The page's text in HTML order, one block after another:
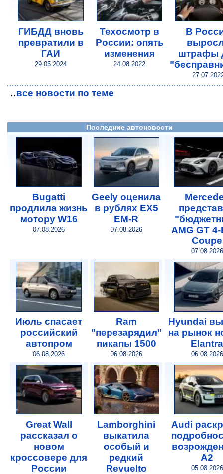
ГИБДД вновь
превратили в
ГАИ
29.05.2024
Техосмотр в
России: опять
изменения
24.08.2022
В
штрафы
..все новости по теме
Последние автоновости
Bugatti
продлила жизнь
мотору W16
07.08.2026
Geely оценила
в рублях EX5
EM-R
07.08.2026
AMG GT
Coupe
07.08.2026
Июль спасает
российский
автопром
06.08.2026
Ram
"перезарядил"
пикапы 1500
06.08.2026
Hyundai
на рынок
Elantra
06.08.2026
Great Wall
рассказал о
новом
кроссовере для
России
Lamborghini
выкатила
особый и
редкий
Revuelto
Audi
A2
05.08.2026